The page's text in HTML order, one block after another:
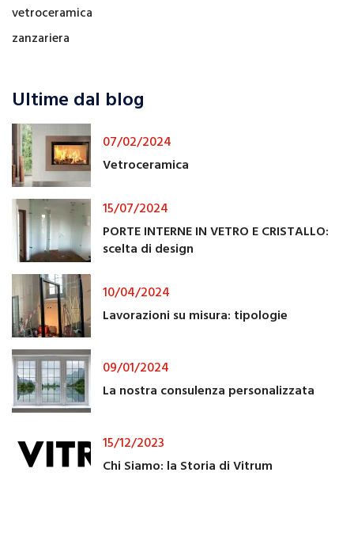
vetroceramica
zanzariera
Ultime dal blog
07/02/2024
Vetroceramica
15/07/2024
PORTE INTERNE IN VETRO E CRISTALLO:
scelta di design
10/04/2024
Lavorazioni su misura: tipologie
09/01/2024
La nostra consulenza personalizzata
15/12/2023
Chi Siamo: la Storia di Vitrum